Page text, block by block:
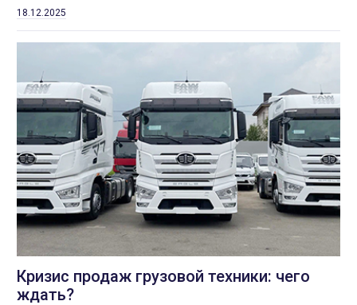
18.12.2025
Кризис продаж грузовой техники: чего
ждать?